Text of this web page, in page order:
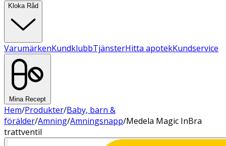
Kloka Råd
VarumärkenKundklubbTjänsterHitta apotekKundservice
Mina Recept
Hem/Produkter/Baby, barn &
förälder/Amning/Amningsnapp/Medela Magic InBra
trattventil